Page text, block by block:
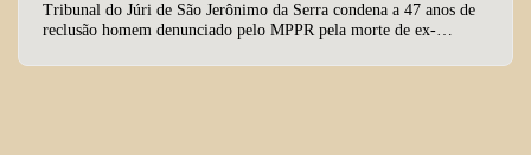
Tribunal do Júri de São Jerônimo da Serra condena a 47 anos de
reclusão homem denunciado pelo MPPR pela morte de ex-